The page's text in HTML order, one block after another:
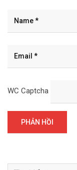
WC Captcha